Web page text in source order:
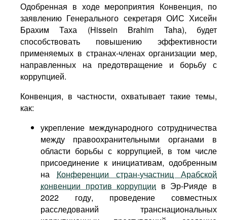
Одобренная в ходе мероприятия Конвенция, по
заявлению Генерального секретаря ОИС Хисейн
Брахим Таха (Hissein Brahim Taha), будет
способствовать повышению эффективности
применяемых в странах-членах организации мер,
направленных на предотвращение и борьбу с
коррупцией.
Конвенция, в частности, охватывает такие темы,
как:
укрепление международного сотрудничества
между правоохранительными органами в
области борьбы с коррупцией, в том числе
присоединение к инициативам, одобренным
на Конференции стран-участниц Арабской
конвенции против коррупции в Эр-Рияде в
2022 году, проведение совместных
расследований транснациональных